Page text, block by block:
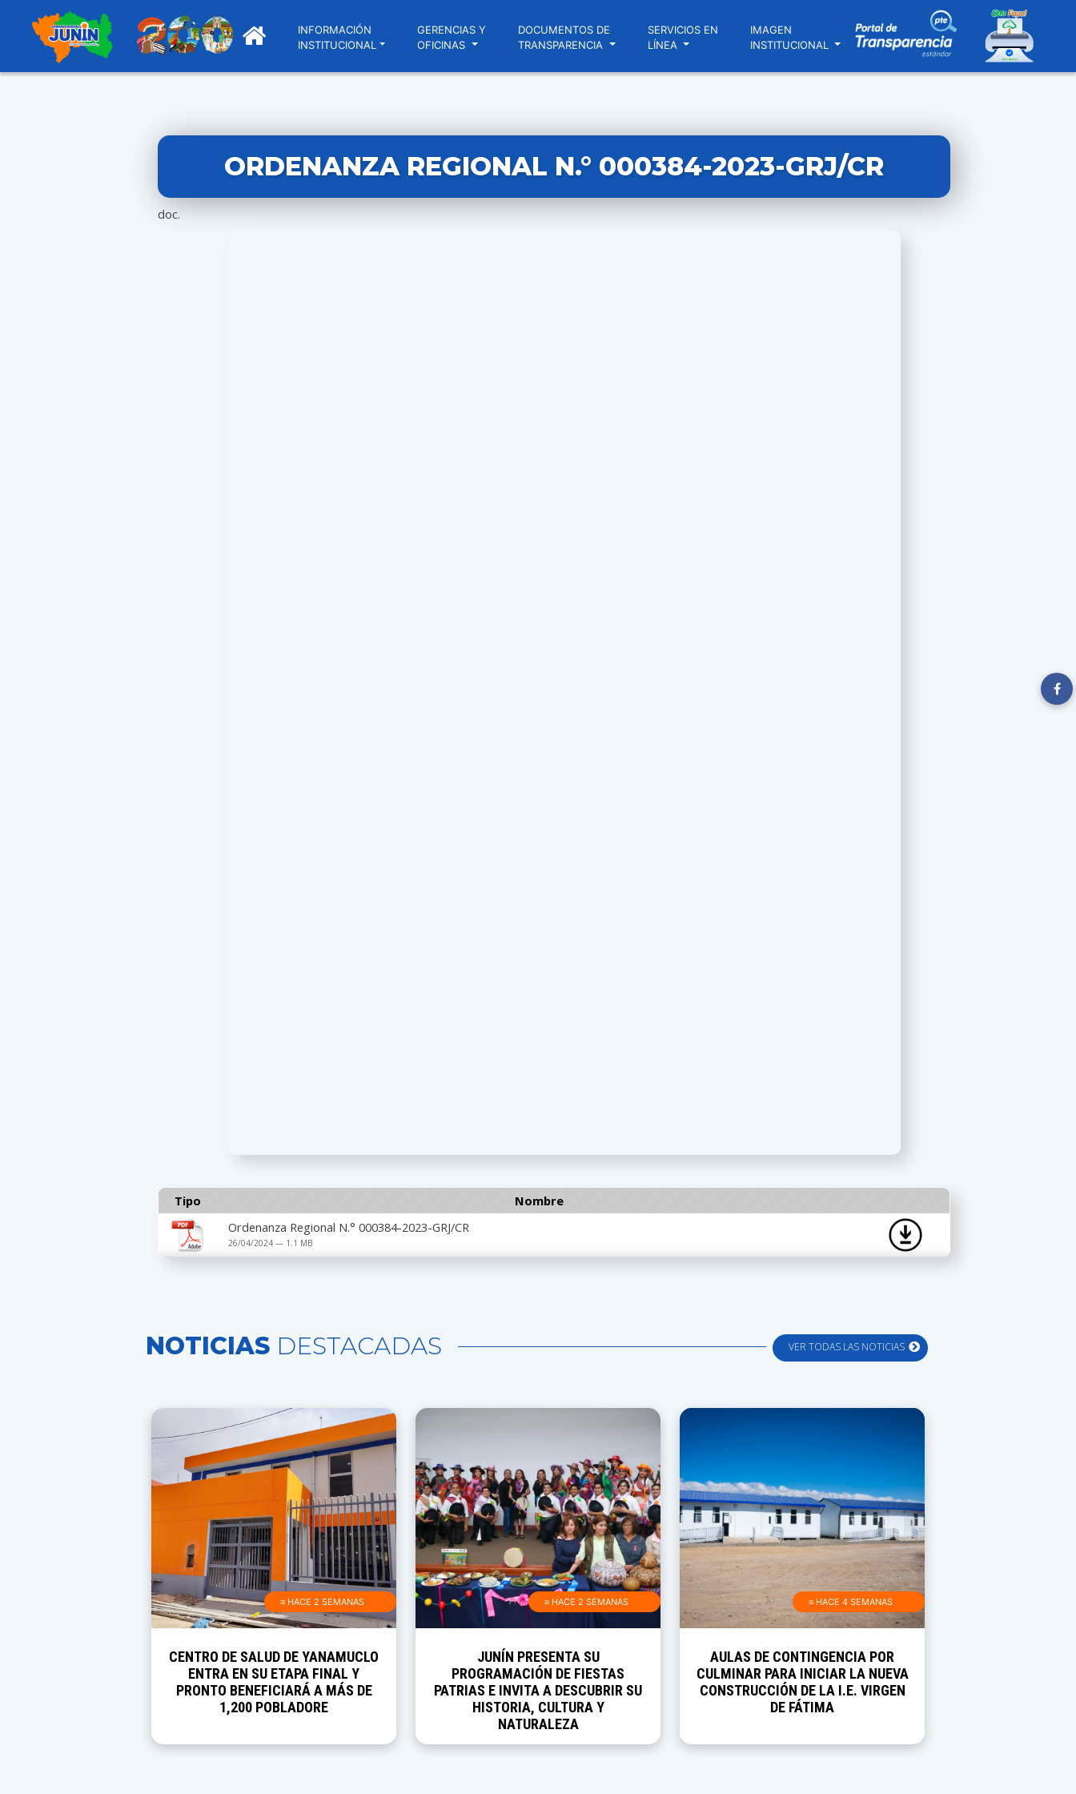
INFORMACIÓN
INSTITUCIONAL
GERENCIAS Y
OFICINAS
DOCUMENTOS DE
TRANSPARENCIA
SERVICIOS EN
LÍNEA
IMAGEN
INSTITUCIONAL
ORDENANZA REGIONAL N.° 000384-2023-GRJ/CR
doc.
Tipo
Nombre
Ordenanza Regional N.° 000384-2023-GRJ/CR
26/04/2024 — 1.1 MB
VER TODAS LAS NOTICIAS
NOTICIAS DESTACADAS
≡ HACE 2 SEMANAS
CENTRO DE SALUD DE YANAMUCLO
ENTRA EN SU ETAPA FINAL Y
PRONTO BENEFICIARÁ A MÁS DE
1,200 POBLADORE
≡ HACE 2 SEMANAS
JUNÍN PRESENTA SU
PROGRAMACIÓN DE FIESTAS
PATRIAS E INVITA A DESCUBRIR SU
HISTORIA, CULTURA Y
NATURALEZA
≡ HACE 4 SEMANAS
AULAS DE CONTINGENCIA POR
CULMINAR PARA INICIAR LA NUEVA
CONSTRUCCIÓN DE LA I.E. VIRGEN
DE FÁTIMA